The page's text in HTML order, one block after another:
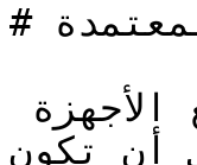
# موزعو الأجهزة المعتمدة
[الأجهزة